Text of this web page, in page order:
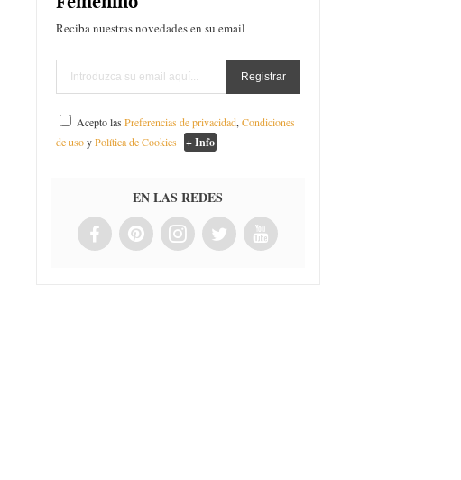
Reciba nuestras novedades en su email
Acepto lasPreferencias de privacidad,Condiciones
de usoyPolítica de Cookies + Info
EN LAS REDES